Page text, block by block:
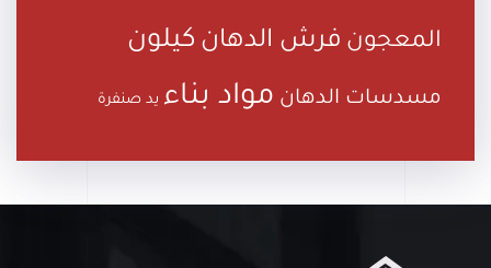
المعجون فرش الدهان كيلون
مسدسات الدهان مواد بناء يد صنفرة